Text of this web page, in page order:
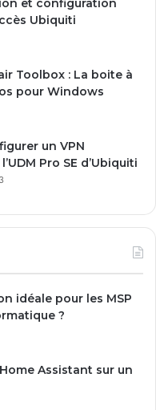
Ubiquiti
Toolbox : La boite à
pour Windows
un VPN
Pro SE d’Ubiquiti
idéale pour les MSP
?
Assistant sur un